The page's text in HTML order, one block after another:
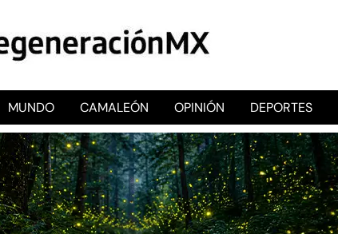
de noticias libre e independiente
MUNDO CAMALEÓN OPINIÓN DEPORTES